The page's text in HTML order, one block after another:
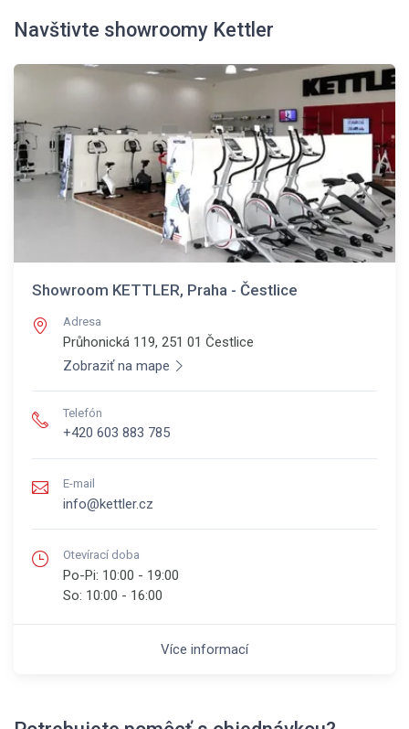
Navštivte showroomy Kettler
Showroom KETTLER, Praha - Čestlice
Adresa
Průhonická 119, 251 01 Čestlice
Zobraziť na mape
Telefón
+420 603 883 785
E-mail
info@kettler.cz
Otevírací doba
Po-Pi: 10:00 - 19:00
So: 10:00 - 16:00
Více informací